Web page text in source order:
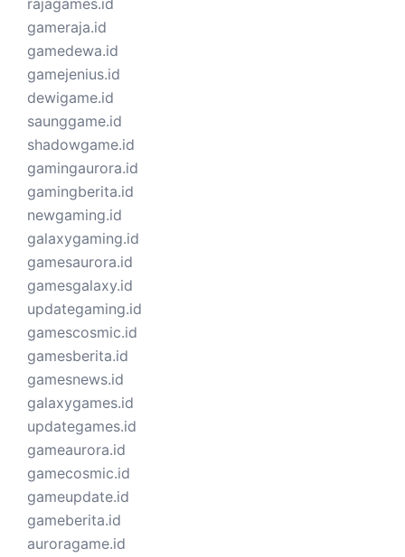
rajagames.id
gameraja.id
gamedewa.id
gamejenius.id
dewigame.id
saunggame.id
shadowgame.id
gamingaurora.id
gamingberita.id
newgaming.id
galaxygaming.id
gamesaurora.id
gamesgalaxy.id
updategaming.id
gamescosmic.id
gamesberita.id
gamesnews.id
galaxygames.id
updategames.id
gameaurora.id
gamecosmic.id
gameupdate.id
gameberita.id
auroragame.id